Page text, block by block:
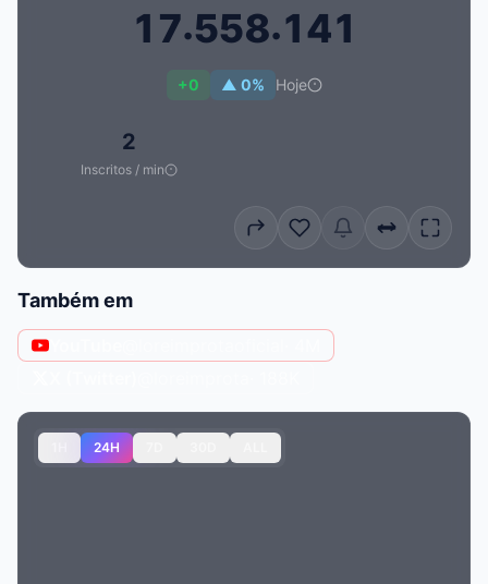
1 7.558.141
+0 ▲ 0% Hoje
2
Inscritos / min
Também em
24H